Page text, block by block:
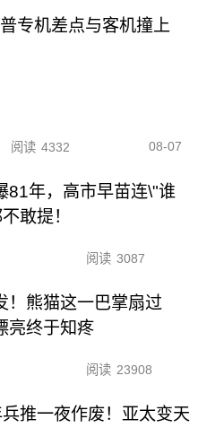
专机差点与客机撞上
阅读 4332 08-07
81年，高市早苗连\"谁
敢提！
阅读 3087
！熊猫这一巴掌扇过
亮终于知疼
阅读 23908
推一夜作废！亚太变天